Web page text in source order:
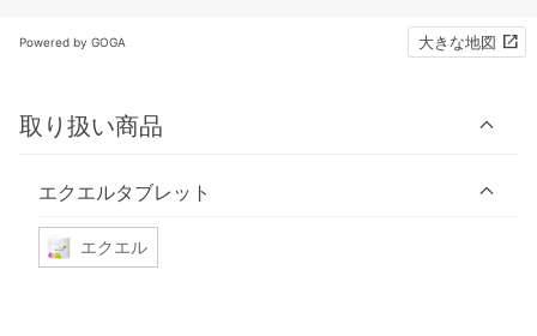
Powered by GOGA 大きな地図
取り扱い商品
エクエルタブレット
エクエル